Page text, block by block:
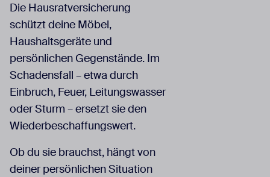
Die Hausratversicherung
schützt deine Möbel,
Haushaltsgeräte und
persönlichen Gegenstände. Im
Schadensfall – etwa durch
Einbruch, Feuer, Leitungswasser
oder Sturm – ersetzt sie den
Wiederbeschaffungswert.
Ob du sie brauchst, hängt von
deiner persönlichen Situation